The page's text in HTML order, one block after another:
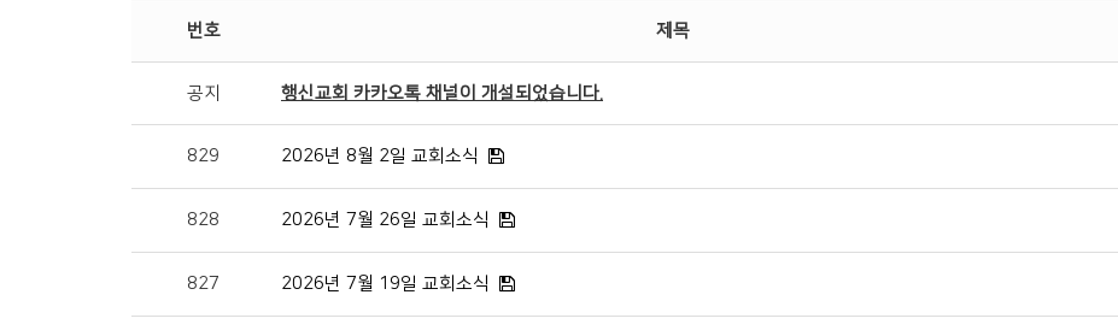
번호 제목
공지 행신교회 카카오톡 채널이 개설되었습니다.
829 2026년 8월 2일 교회소식
828 2026년 7월 26일 교회소식
827 2026년 7월 19일 교회소식